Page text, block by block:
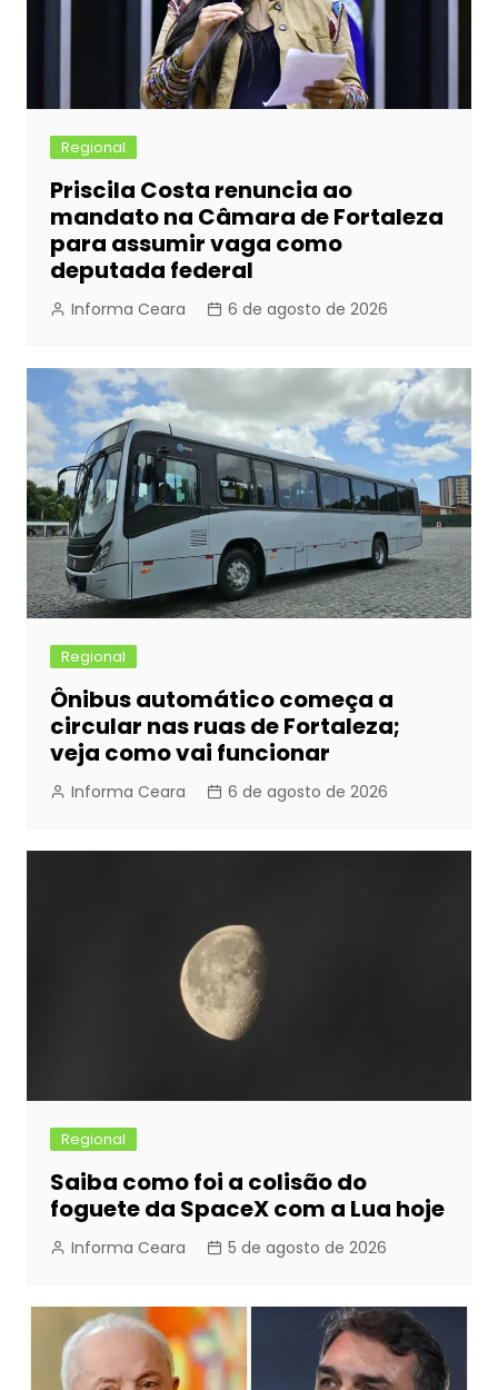
Regional
Priscila Costa renuncia ao
mandato na Câmara de Fortaleza
para assumir vaga como
deputada federal
Informa Ceara 6 de agosto de 2026
Regional
Ônibus automático começa a
circular nas ruas de Fortaleza;
veja como vai funcionar
Informa Ceara 6 de agosto de 2026
Regional
Saiba como foi a colisão do
foguete da SpaceX com a Lua hoje
Informa Ceara 5 de agosto de 2026